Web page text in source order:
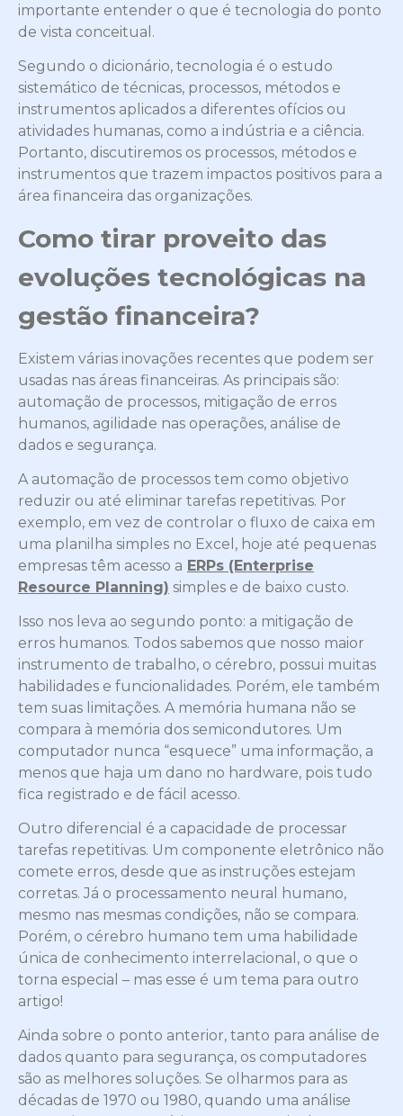
importante entender o que é tecnologia do ponto
de vista conceitual.
Segundo o dicionário, tecnologia é o estudo
sistemático de técnicas, processos, métodos e
instrumentos aplicados a diferentes ofícios ou
atividades humanas, como a indústria e a ciência.
Portanto, discutiremos os processos, métodos e
instrumentos que trazem impactos positivos para a
área financeira das organizações.
Como tirar proveito das
evoluções tecnológicas na
gestão financeira?
Existem várias inovações recentes que podem ser
usadas nas áreas financeiras. As principais são:
automação de processos, mitigação de erros
humanos, agilidade nas operações, análise de
dados e segurança.
A automação de processos tem como objetivo
reduzir ou até eliminar tarefas repetitivas. Por
exemplo, em vez de controlar o fluxo de caixa em
uma planilha simples no Excel, hoje até pequenas
empresas têm acesso a ERPs (Enterprise
Resource Planning) simples e de baixo custo.
Isso nos leva ao segundo ponto: a mitigação de
erros humanos. Todos sabemos que nosso maior
instrumento de trabalho, o cérebro, possui muitas
habilidades e funcionalidades. Porém, ele também
tem suas limitações. A memória humana não se
compara à memória dos semicondutores. Um
computador nunca “esquece” uma informação, a
menos que haja um dano no hardware, pois tudo
fica registrado e de fácil acesso.
Outro diferencial é a capacidade de processar
tarefas repetitivas. Um componente eletrônico não
comete erros, desde que as instruções estejam
corretas. Já o processamento neural humano,
mesmo nas mesmas condições, não se compara.
Porém, o cérebro humano tem uma habilidade
única de conhecimento interrelacional, o que o
torna especial – mas esse é um tema para outro
artigo!
Ainda sobre o ponto anterior, tanto para análise de
dados quanto para segurança, os computadores
são as melhores soluções. Se olharmos para as
décadas de 1970 ou 1980, quando uma análise